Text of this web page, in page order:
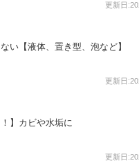
更新日
い【液体、置き型、泡など】
更新日
】カビや水垢に
更新日